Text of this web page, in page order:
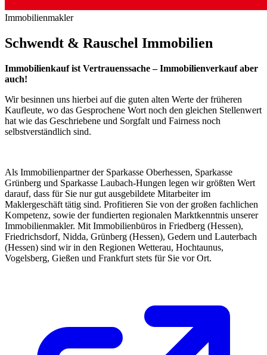
Immobilienmakler
Schwendt & Rauschel Immobilien
Immobilienkauf ist Vertrauenssache – Immobilienverkauf aber
auch!
Wir besinnen uns hierbei auf die guten alten Werte der früheren
Kaufleute, wo das Gesprochene Wort noch den gleichen Stellenwert
hat wie das Geschriebene und Sorgfalt und Fairness noch
selbstverständlich sind.
Als Immobilienpartner der Sparkasse Oberhessen, Sparkasse
Grünberg und Sparkasse Laubach-Hungen legen wir größten Wert
darauf, dass für Sie nur gut ausgebildete Mitarbeiter im
Maklergeschäft tätig sind. Profitieren Sie von der großen fachlichen
Kompetenz, sowie der fundierten regionalen Marktkenntnis unserer
Immobilienmakler. Mit Immobilienbüros in Friedberg (Hessen),
Friedrichsdorf, Nidda, Grünberg (Hessen), Gedern und Lauterbach
(Hessen) sind wir in den Regionen Wetterau, Hochtaunus,
Vogelsberg, Gießen und Frankfurt stets für Sie vor Ort.